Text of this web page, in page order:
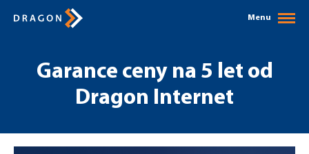
Menu
Garance ceny na 5 let od
Dragon Internet